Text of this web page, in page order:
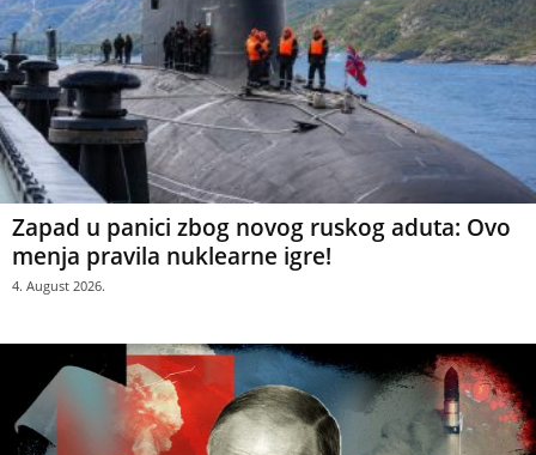
Zapad u panici zbog novog ruskog aduta: Ovo
menja pravila nuklearne igre!
4. August 2026.